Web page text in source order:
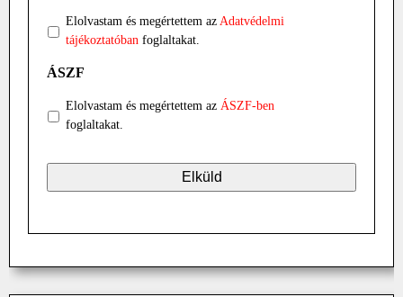
Elolvastam és megértettem az Adatvédelmi
tájékoztatóban foglaltakat.
ÁSZF
Elolvastam és megértettem az ÁSZF-ben
foglaltakat.